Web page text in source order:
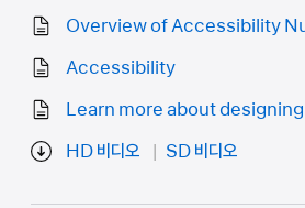
Overview of Accessibility
Accessibility
Learn more about
HD 비디오
SD 비디오